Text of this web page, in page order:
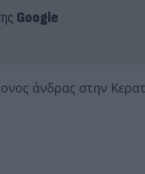
Google
άνδρας στην